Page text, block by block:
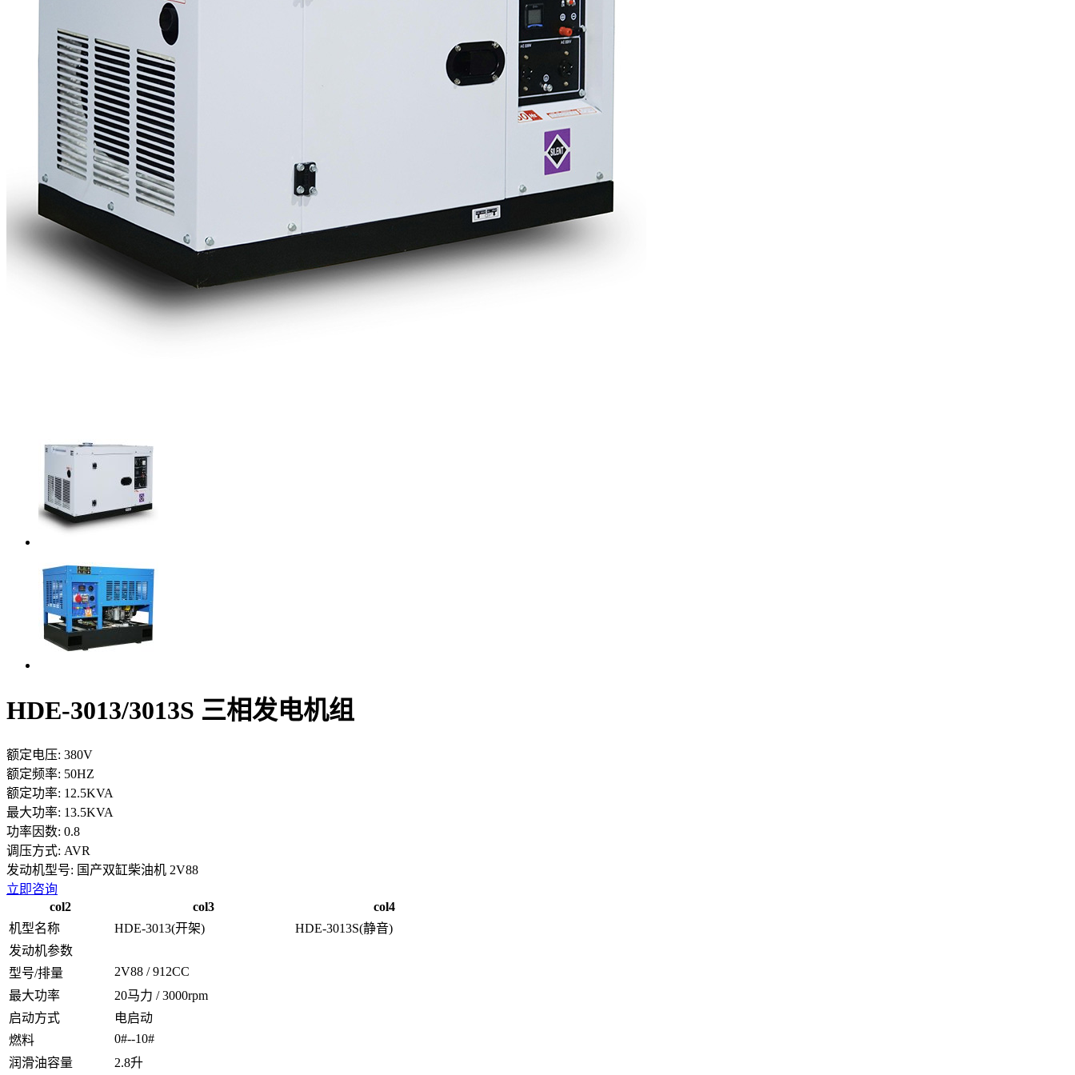
HDE-3013/3013S 三相发电机组
额定电压: 380V
额定频率: 50HZ
额定功率: 12.5KVA
最大功率: 13.5KVA
功率因数: 0.8
调压方式: AVR
发动机型号: 国产双缸柴油机 2V88
立即咨询
col2
col3
col4
机型名称
HDE-3013(开架)
HDE-3013S(静音)
发动机参数
型号/排量
2V88 / 912CC
最大功率
20马力 / 3000rpm
启动方式
电启动
燃料
0#--10#
润滑油容量
2.8升